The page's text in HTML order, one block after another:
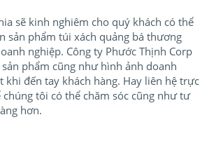
sẽ kinh nghiêm cho quý khách có thể
sản phẩm túi xách quảng bá thương
nghiệp. Công ty Phước Thịnh Corp
phẩm cũng như hình ảnh doanh
khi đến tay khách hàng. Hay liên hệ trực
tôi có thể chăm sóc cũng như tư
hơn.